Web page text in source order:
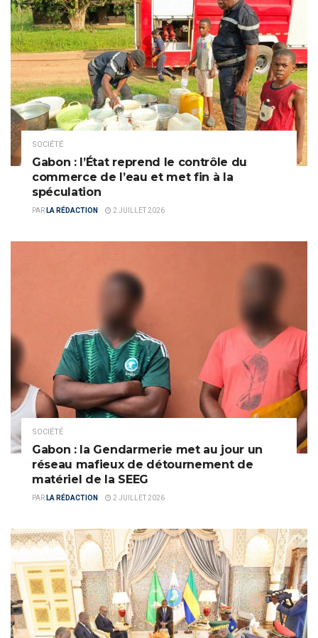
SOCIÉTÉ
Gabon : l’État reprend le contrôle du
commerce de l’eau et met fin à la
spéculation
PAR LA RÉDACTION 2 JUILLET 2026
SOCIÉTÉ
Gabon : la Gendarmerie met au jour un
réseau mafieux de détournement de
matériel de la SEEG
PAR LA RÉDACTION 2 JUILLET 2026